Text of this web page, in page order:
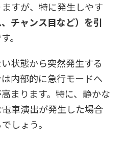
すが、特に発生しやす
チャンス目など）を引
。
状態から突然発生する
内部的に急行モードへ
まります。特に、静かな
車演出が発生した場合
しょう。